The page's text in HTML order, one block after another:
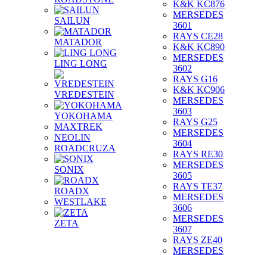
SAILUN
MATADOR
LING LONG
VREDESTEIN
YOKOHAMA
MAXTREK
NEOLIN
ROADCRUZA
SONIX
ROADX
WESTLAKE
ZETA
K&K KC876
MERSEDES
3601
RAYS CE28
K&K KC890
MERSEDES
3602
RAYS G16
K&K KC906
MERSEDES
3603
RAYS G25
MERSEDES
3604
RAYS RE30
MERSEDES
3605
RAYS TE37
MERSEDES
3606
MERSEDES
3607
RAYS ZE40
MERSEDES